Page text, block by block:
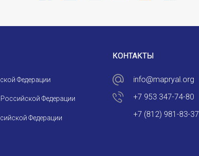
КОНТАКТЫ
info@mapryal.org
+7 953 347-74-80
+7 (812) 981-83-37
Федерации
Федерации
Федерации